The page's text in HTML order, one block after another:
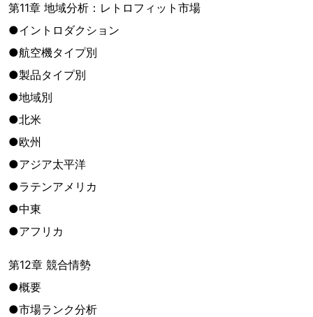
第11章 地域分析：レトロフィット市場
●イントロダクション
●航空機タイプ別
●製品タイプ別
●地域別
●北米
●欧州
●アジア太平洋
●ラテンアメリカ
●中東
●アフリカ
第12章 競合情勢
●概要
●市場ランク分析